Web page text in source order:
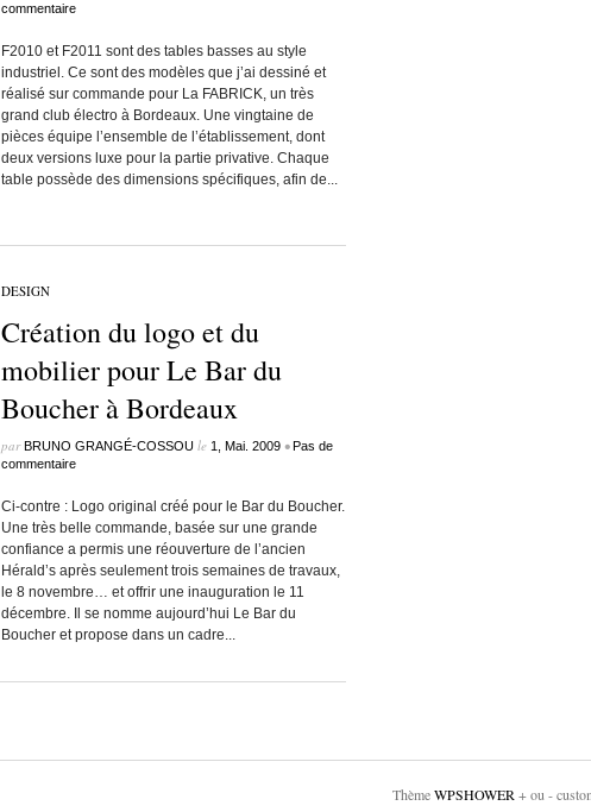
commentaire
F2010 et F2011 sont des tables basses au style
industriel. Ce sont des modèles que j’ai dessiné et
réalisé sur commande pour La FABRICK, un très
grand club électro à Bordeaux. Une vingtaine de
pièces équipe l’ensemble de l’établissement, dont
deux versions luxe pour la partie privative. Chaque
table possède des dimensions spécifiques, afin de...
DESIGN
Création du logo et du
mobilier pour Le Bar du
Boucher à Bordeaux
parBRUNO GRANGÉ-COSSOUle 1, Mai. 2009 •Pas de
commentaire
Ci-contre : Logo original créé pour le Bar du Boucher.
Une très belle commande, basée sur une grande
confiance a permis une réouverture de l’ancien
Hérald’s après seulement trois semaines de travaux,
le 8 novembre… et offrir une inauguration le 11
décembre. Il se nomme aujourd’hui Le Bar du
Boucher et propose dans un cadre...
ThèmeWPSHOWER + ou -